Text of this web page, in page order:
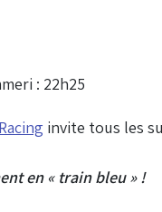
: 22h25
invite tous les
en « train bleu » !